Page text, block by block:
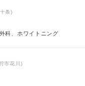
条)
科、ホワイトニング
市花川)